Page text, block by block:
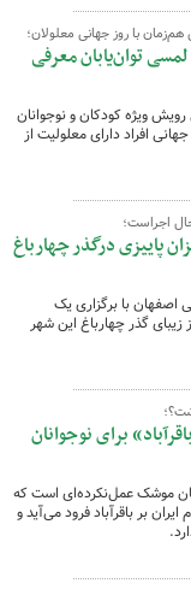
با روز جهانی معلولان؛
توان‌یابان معرفی
ویژه کودکان و نوجوانان
با ۱۲ آذر روز جهانی افراد دارای معلولیت از
اجراست؛
پاییزی درگذر چهارباغ
اصفهان با برگزاری یک
زیبای گذر چهارباغ این شهر
برای نوجوانان
موشک عمل‌نکرده‌ای ‌است که
بر باقرآباد فرود می‌آید و